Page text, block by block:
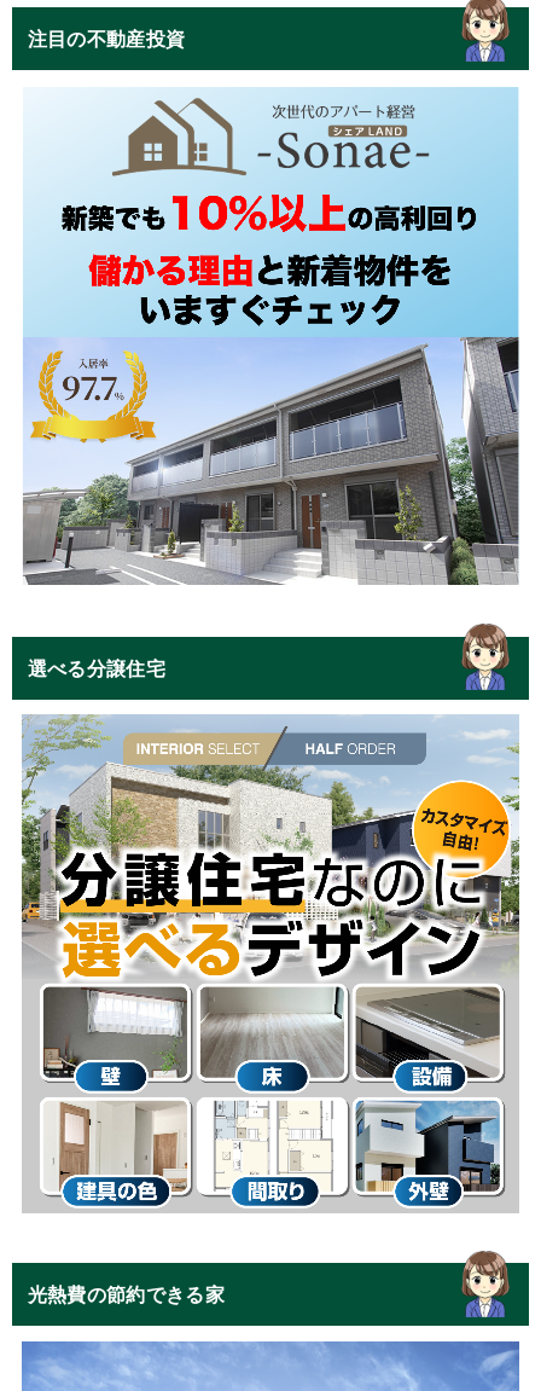
注目の不動産投資
選べる分譲住宅
光熱費の節約できる家